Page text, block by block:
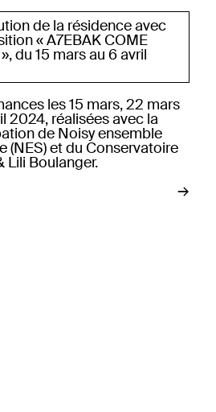
de la résidence avec
« A7EBAK COME
du 15 mars au 6 avril
les 15 mars, 22 mars
2024, réalisées avec la
de Noisy ensemble
(NES) et du Conservatoire
Lili Boulanger.